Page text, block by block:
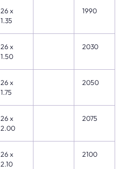
26 x
1.35
1990
26 x
1.50
2030
26 x
1.75
2050
26 x
2.00
2075
26 x
2.10
2100